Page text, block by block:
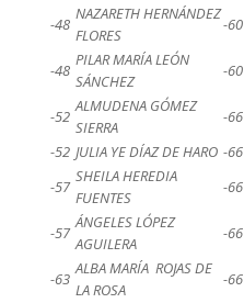
-48
NAZARETH HERNÁNDEZ
FLORES
-60
-48
PILAR MARÍA LEÓN
SÁNCHEZ
-60
-52
ALMUDENA GÓMEZ
SIERRA
-66
-52 JULIA YE DÍAZ DE HARO -66
-57
SHEILA HEREDIA
FUENTES
-66
-57
ÁNGELES LÓPEZ
AGUILERA
-66
-63
ALBA MARÍA ROJAS DE
LA ROSA
-66